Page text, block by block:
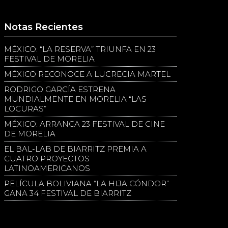
Notas Recientes
MÉXICO: “LA RESERVA” TRIUNFA EN 23
FESTIVAL DE MORELIA
MÉXICO RECONOCE A LUCRECIA MARTEL
RODRIGO GARCÍA ESTRENA
MUNDIALMENTE EN MORELIA “LAS
LOCURAS”
MÉXICO: ARRANCA 23 FESTIVAL DE CINE
DE MORELIA
EL BAL-LAB DE BIARRITZ PREMIA A
CUATRO PROYECTOS
LATINOAMERICANOS
PELÍCULA BOLIVIANA “LA HIJA CÓNDOR”
GANA 34 FESTIVAL DE BIARRITZ